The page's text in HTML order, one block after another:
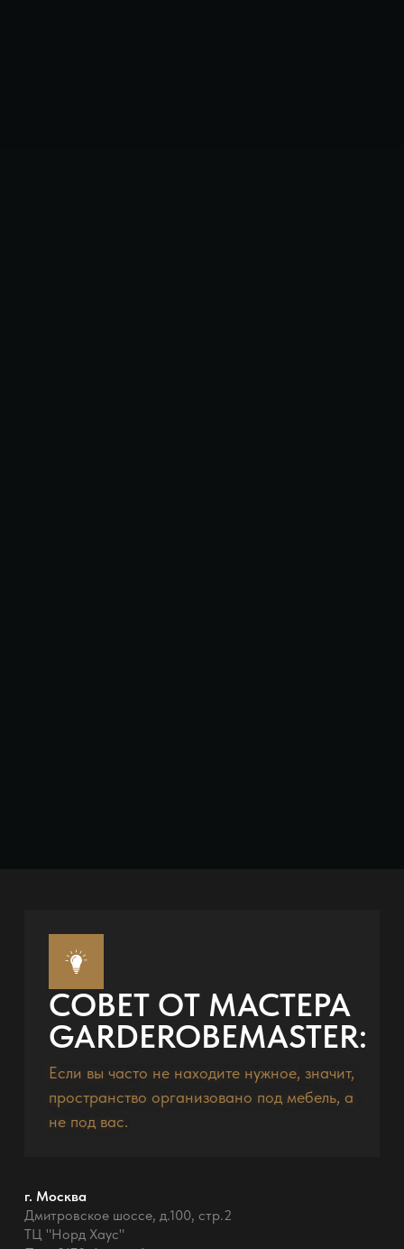
СОВЕТ ОТ МАСТЕРА
GARDEROBEMASTER:
Если вы часто не находите нужное, значит,
пространство организовано под мебель, а
не под вас.
г. Москва
Дмитровское шоссе, д.100, стр.2
ТЦ "Норд Хаус"